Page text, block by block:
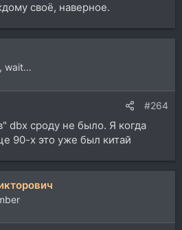
своё, наверное.
wait...
#264
dbx сроду не было. Я когда
90-х это уже был китай